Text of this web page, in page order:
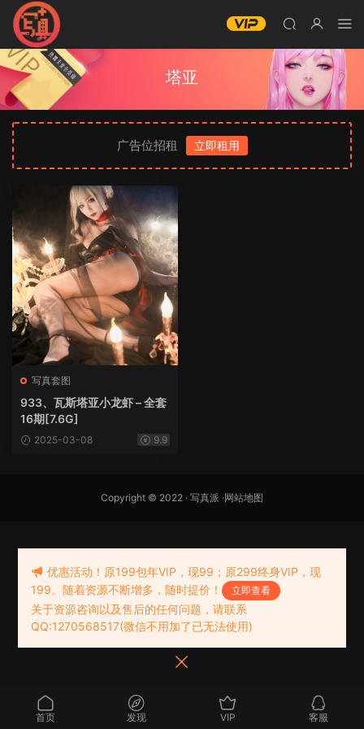
塔亚
广告位招租 立即租用
写真套图
933、瓦斯塔亚小龙虾 – 全套
16期[7.6G]
2025-03-08 9.9
Copyright © 2022 · 写真派 ·网站地图
首页 发现 VIP 客服
优惠活动！原199包年VIP，现99；原299终身VIP，现
199。随着资源不断增多，随时提价！
立即查看
关于资源咨询以及售后的任何问题，请联系
QQ:1270568517(微信不用加了已无法使用)